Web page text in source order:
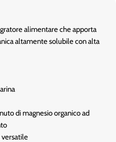
alimentare che apporta
altamente solubile con alta
di magnesio organico ad